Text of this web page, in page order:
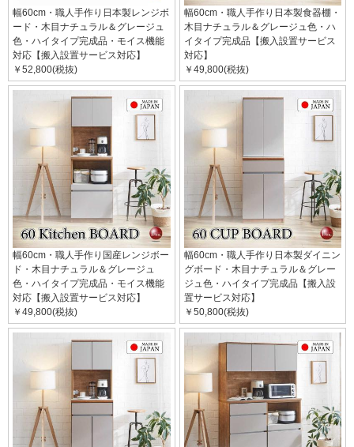
幅60cm・職人手作り日本製レンジボ
ード・木目ナチュラル＆グレージュ
色・ハイタイプ完成品・モイス機能
対応【搬入設置サービス対応】
￥52,800(税抜)
幅60cm・職人手作り日本製食器棚・
木目ナチュラル＆グレージュ色・ハ
イタイプ完成品【搬入設置サービス
対応】
￥49,800(税抜)
幅60cm・職人手作り国産レンジボー
ド・木目ナチュラル＆グレージュ
色・ハイタイプ完成品・モイス機能
対応【搬入設置サービス対応】
￥49,800(税抜)
幅60cm・職人手作り日本製ダイニン
グボード・木目ナチュラル＆グレー
ジュ色・ハイタイプ完成品【搬入設
置サービス対応】
￥50,800(税抜)